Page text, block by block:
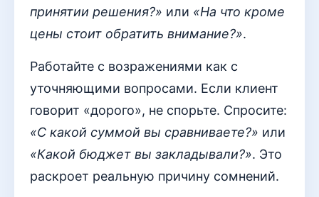
принятии решения?» или «На что кроме
цены стоит обратить внимание?».
Работайте с возражениями как с
уточняющими вопросами. Если клиент
говорит «дорого», не спорьте. Спросите:
«С какой суммой вы сравниваете?» или
«Какой бюджет вы закладывали?». Это
раскроет реальную причину сомнений.